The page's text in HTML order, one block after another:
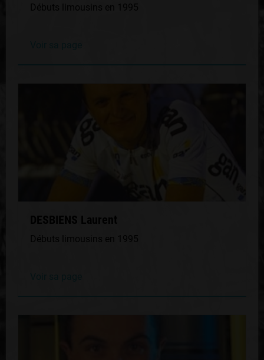
Débuts limousins en 1995
DESBIENS Laurent
Débuts limousins en 1995